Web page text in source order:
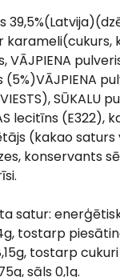
karameli(cukurs,
VĀJPIENA
SŪKALU
lecitīns (E322),
(kakao saturs
konservants
satur:
tostarp
tostarp
sāls 0,1g.